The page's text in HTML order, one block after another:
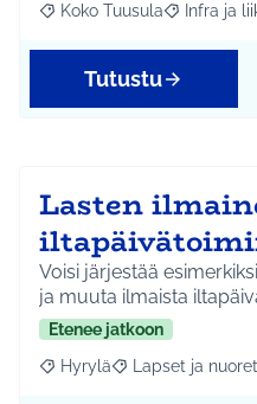
Rajaa tulokset aihepiirin
Koko Tuusula RajaaInfra ja
Tutustu
Lasten
Voisi järjestää
ja muuta ilmaista
Etenee jatkoon
Rajaa tulokset aihepiirin
Hyrylä Rajaa tulokset
Lapset ja nuoret